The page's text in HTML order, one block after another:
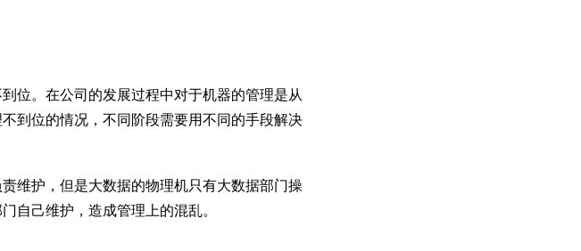
位。在公司的发展过程中对于机器的管理是从
到位的情况，不同阶段需要用不同的手段解决
维护，但是大数据的物理机只有大数据部门操
自己维护，造成管理上的混乱。